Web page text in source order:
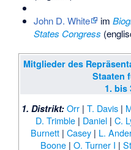
John D. White
im
States Congress
Mitglieder des
Staaten
1. bis
1. Distrikt: Orr |T. Davis |
D. Trimble| Daniel| C.
Burnett| Casey| L.
Boone |O. Turner I |